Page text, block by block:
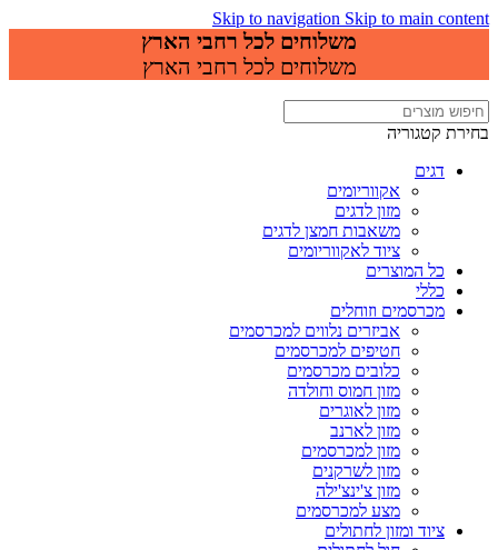
Skip to navigation Skip to main content
משלוחים לכל רחבי הארץ
משלוחים לכל רחבי הארץ
בחירת קטגוריה
דגים
אקווריומים
מזון לדגים
משאבות חמצן לדגים
ציוד לאקווריומים
כל המוצרים
כללי
מכרסמים וזוחלים
אביזרים נלווים למכרסמים
חטיפים למכרסמים
כלובים מכרסמים
מזון חמוס וחולדה
מזון לאוגרים
מזון לארנב
מזון למכרסמים
מזון לשרקנים
מזון צ'ינצ'ילה
מצע למכרסמים
ציוד ומזון לחתולים